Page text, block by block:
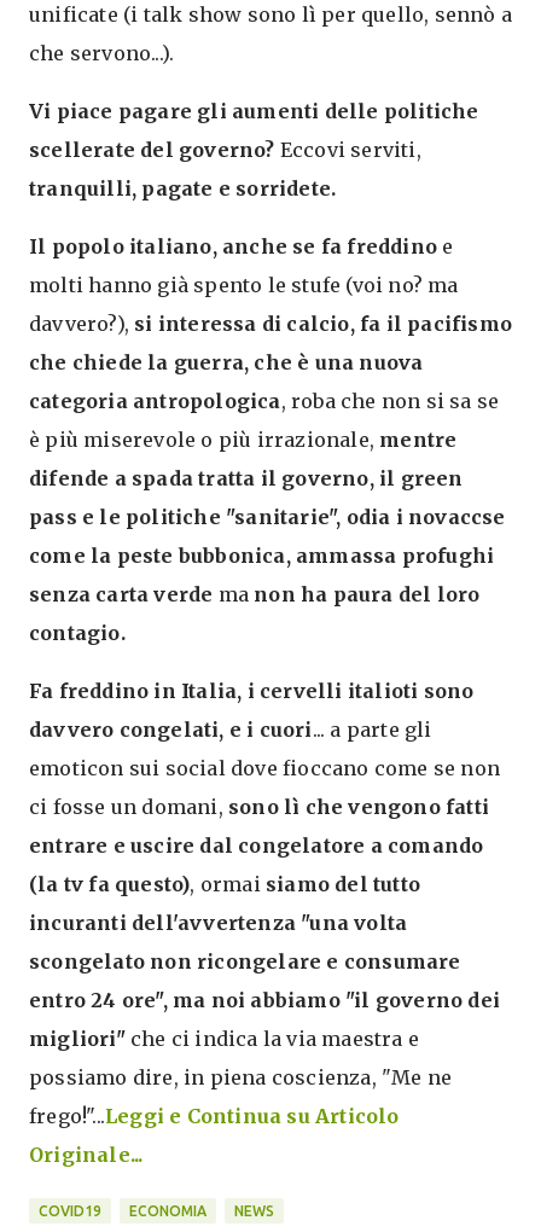
unificate (i talk show sono lì per quello, sennò a
che servono...).
Vi piace pagare gli aumenti delle politiche
scellerate del governo? Eccovi serviti,
tranquilli, pagate e sorridete.
Il popolo italiano, anche se fa freddino e
molti hanno già spento le stufe (voi no? ma
davvero?), si interessa di calcio, fa il pacifismo
che chiede la guerra, che è una nuova
categoria antropologica, roba che non si sa se
è più miserevole o più irrazionale, mentre
difende a spada tratta il governo, il green
pass e le politiche "sanitarie", odia i novaccse
come la peste bubbonica, ammassa profughi
senza carta verde ma non ha paura del loro
contagio.
Fa freddino in Italia, i cervelli italioti sono
davvero congelati, e i cuori... a parte gli
emoticon sui social dove fioccano come se non
ci fosse un domani, sono lì che vengono fatti
entrare e uscire dal congelatore a comando
(la tv fa questo), ormai siamo del tutto
incuranti dell'avvertenza "una volta
scongelato non ricongelare e consumare
entro 24 ore", ma noi abbiamo "il governo dei
migliori"che ci indica la via maestra e
possiamo dire, in piena coscienza, "Me ne
frego!"...Leggi e Continua su Articolo
Originale...
COVID19 ECONOMIA NEWS